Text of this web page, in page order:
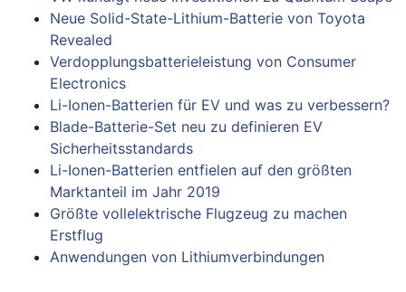
Neue Solid-State-Lithium-Batterie von Toyota
Revealed
Verdopplungsbatterieleistung von Consumer
Electronics
Li-Ionen-Batterien für EV und was zu verbessern?
Blade-Batterie-Set neu zu definieren EV
Sicherheitsstandards
Li-Ionen-Batterien entfielen auf den größten
Marktanteil im Jahr 2019
Größte vollelektrische Flugzeug zu machen
Erstflug
Anwendungen von Lithiumverbindungen